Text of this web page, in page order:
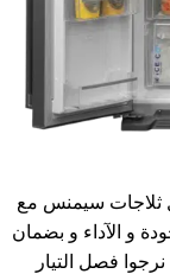
ثلاجات سيمنس مع
و الآداء و بضمان
فصل التيار